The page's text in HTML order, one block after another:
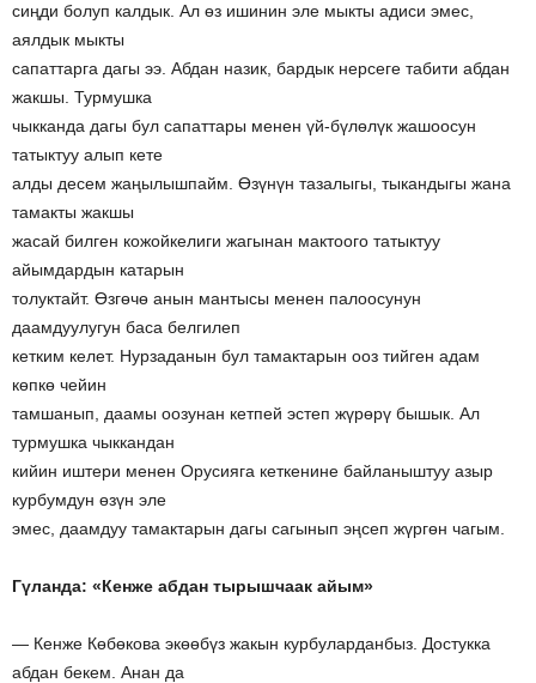
сиңди болуп калдык. Ал өз ишинин эле мыкты адиси эмес,
аялдык мыкты
сапаттарга дагы ээ. Абдан назик, бардык нерсеге табити абдан
жакшы. Турмушка
чыкканда дагы бул сапаттары менен үй-бүлөлүк жашоосун
татыктуу алып кете
алды десем жаңылышпайм. Өзүнүн тазалыгы, тыкандыгы жана
тамакты жакшы
жасай билген кожойкелиги жагынан мактоого татыктуу
айымдардын катарын
толуктайт. Өзгөчө анын мантысы менен палоосунун
даамдуулугун баса белгилеп
кетким келет. Нурзаданын бул тамактарын ооз тийген адам
көпкө чейин
тамшанып, даамы оозунан кетпей эстеп жүрөрү бышык. Ал
турмушка чыккандан
кийин иштери менен Орусияга кеткенине байланыштуу азыр
курбумдун өзүн эле
эмес, даамдуу тамактарын дагы сагынып эңсеп жүргөн чагым.
Гүланда: «Кенже абдан тырышчаак айым»
— Кенже Көбөкова экөөбүз жакын курбуларданбыз. Достукка
абдан бекем. Анан да